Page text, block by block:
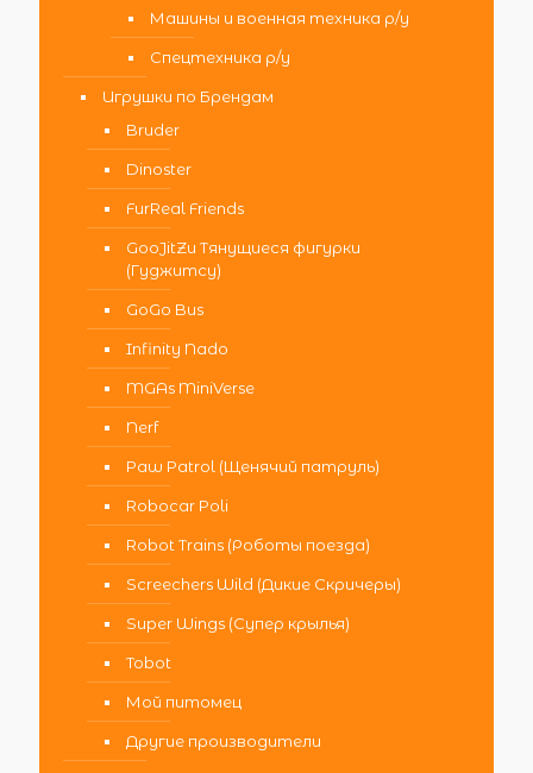
Машины и военная техника р/у
Спецтехника р/у
Игрушки по Брендам
Bruder
Dinoster
FurReal Friends
GooJitZu Тянущиеся фигурки
(Гуджитсу)
GoGo Bus
Infinity Nado
MGAs MiniVerse
Nerf
Paw Patrol (Щенячий патруль)
Robocar Poli
Robot Trains (Роботы поезда)
Screechers Wild (Дикие Скричеры)
Super Wings (Супер крылья)
Tobot
Мой питомец
Другие производители